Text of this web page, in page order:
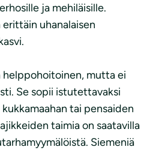
ja mehiläisille.
uhanalaisen
helppohoitoinen, mutta ei
Se sopii istutettavaksi
tai pensaiden
taimia on saatavilla
Siemeniä